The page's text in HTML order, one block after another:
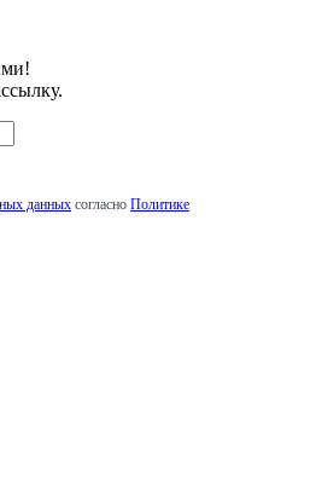
данных согласно Политике